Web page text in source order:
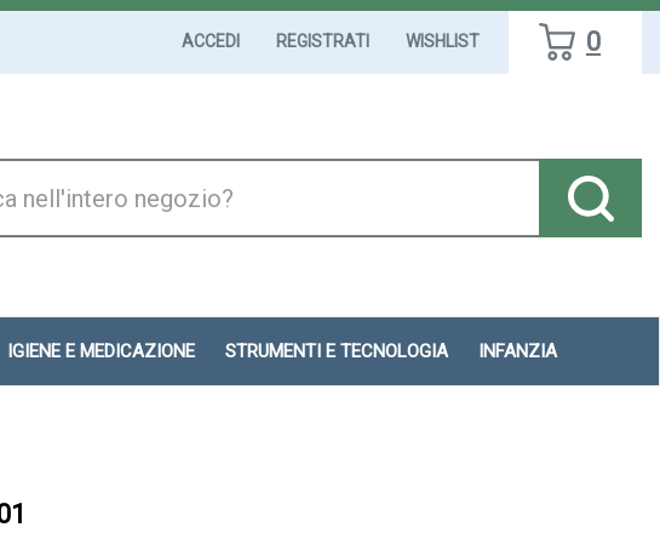
ACCEDI REGISTRATI WISHLIST 0
IGIENE E MEDICAZIONE STRUMENTI E TECNOLOGIA INFANZIA